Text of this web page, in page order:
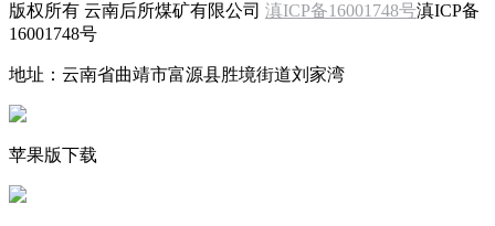
版权所有 云南后所煤矿有限公司 滇ICP备16001748号滇ICP备
16001748号
地址：云南省曲靖市富源县胜境街道刘家湾
苹果版下载